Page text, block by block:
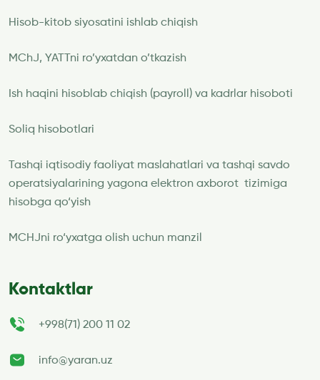
Hisob-kitob siyosatini ishlab chiqish
MChJ, YATTni ro’yxatdan o’tkazish
Ish haqini hisoblab chiqish (payroll) va kadrlar hisoboti
Soliq hisobotlari
Tashqi iqtisodiy faoliyat maslahatlari va tashqi savdo
operatsiyalarining yagona elektron axborot tizimiga
hisobga qo‘yish
MCHJni ro‘yxatga olish uchun manzil
Kontaktlar
+998(71) 200 11 02
info@yaran.uz